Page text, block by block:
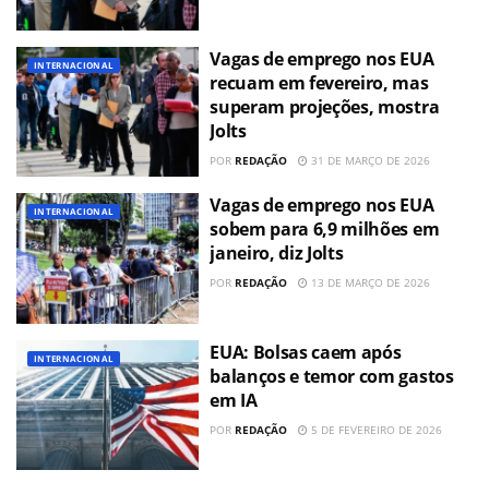
INTERNACIONAL
Vagas de emprego nos EUA
recuam em fevereiro, mas
superam projeções, mostra
Jolts
POR REDAÇÃO 31 DE MARÇO DE 2026
INTERNACIONAL
Vagas de emprego nos EUA
sobem para 6,9 milhões em
janeiro, diz Jolts
POR REDAÇÃO 13 DE MARÇO DE 2026
INTERNACIONAL
EUA: Bolsas caem após
balanços e temor com gastos
em IA
POR REDAÇÃO 5 DE FEVEREIRO DE 2026